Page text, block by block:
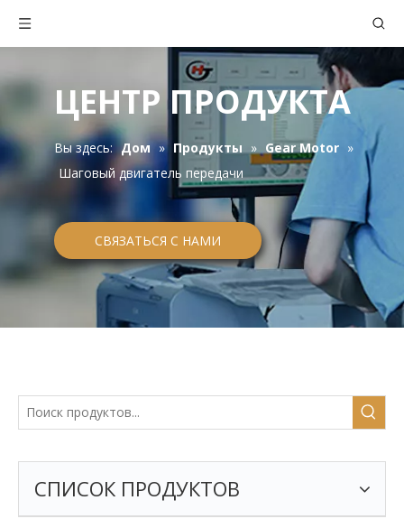
ЦЕНТР ПРОДУКТА
Вы здесь: Дом » Продукты » Gear Motor »
Шаговый двигатель передачи
СВЯЗАТЬСЯ С НАМИ
СПИСОК ПРОДУКТОВ